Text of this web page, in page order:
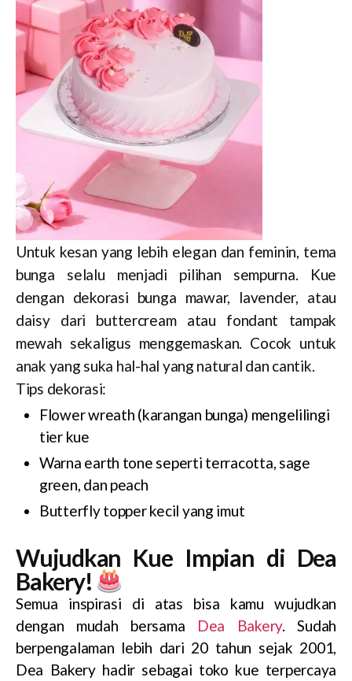
Untuk kesan yang lebih elegan dan feminin, tema
bunga selalu menjadi pilihan sempurna. Kue
dengan dekorasi bunga mawar, lavender, atau
daisy dari buttercream atau fondant tampak
mewah sekaligus menggemaskan. Cocok untuk
anak yang suka hal-hal yang natural dan cantik.
Tips dekorasi:
Flower wreath (karangan bunga) mengelilingi
tier kue
Warna earth tone seperti terracotta, sage
green, dan peach
Butterfly topper kecil yang imut
Wujudkan Kue Impian di Dea
Bakery!
Semua inspirasi di atas bisa kamu wujudkan
dengan mudah bersama Dea Bakery. Sudah
berpengalaman lebih dari 20 tahun sejak 2001,
Dea Bakery hadir sebagai toko kue terpercaya